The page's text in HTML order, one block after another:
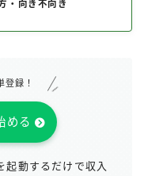
・向き不向き
登録！
める
動するだけで収入